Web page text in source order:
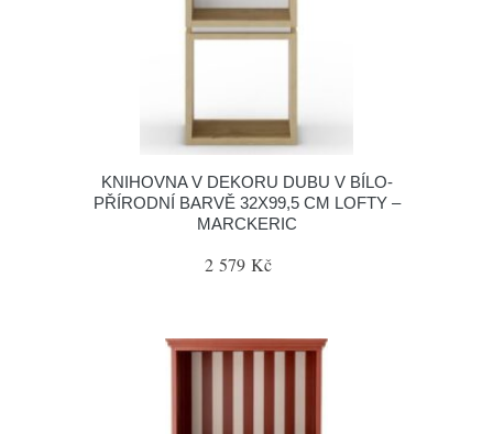
KNIHOVNA V DEKORU DUBU V BÍLO-
PŘÍRODNÍ BARVĚ 32X99,5 CM LOFTY –
MARCKERIC
2 579 Kč